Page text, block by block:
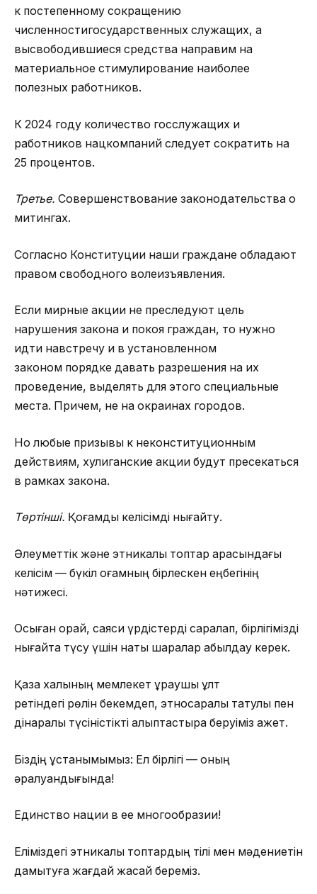
к постепенному сокращению
численностигосударственных служащих, а
высвободившиеся средства направим на
материальное стимулирование наиболее
полезных работников.
К 2024 году количество госслужащих и
работников нацкомпаний следует сократить на
25 процентов.
Третье. Совершенствование законодательства о
митингах.
Согласно Конституции наши граждане обладают
правом свободного волеизъявления.
Если мирные акции не преследуют цель
нарушения закона и покоя граждан, то нужно
идти навстречу и в установленном
законом порядке давать разрешения на их
проведение, выделять для этого специальные
места. Причем, не на окраинах городов.
Но любые призывы к неконституционным
действиям, хулиганские акции будут пресекаться
в рамках закона.
Төртінші. Қоғамдық келісімді нығайту.
Әлеуметтік және этникалық топтар арасындағы
келісім — бүкіл қоғамның бірлескен еңбегінің
нәтижесі.
Осыған орай, саяси үрдістерді саралап, бірлігімізді
нығайта түсу үшін нақты шаралар қабылдау керек.
Қазақ халқының мемлекет құраушы ұлт
ретіндегі рөлін бекемдеп, этносаралық татулық пен
дінаралық түсіністікті қалыптастыра беруіміз қажет.
Біздің ұстанымымыз: Ел бірлігі — оның
әралуандығында!
Единство нации в ее многообразии!
Еліміздегі этникалық топтардың тілі мен мәдениетін
дамытуға жағдай жасай береміз.